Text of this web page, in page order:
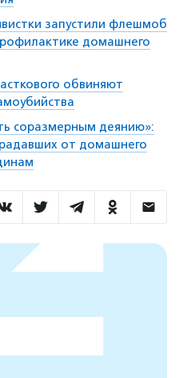
запустили флешмоб
домашнего
обвиняют
соразмерным деянию»:
от домашнего